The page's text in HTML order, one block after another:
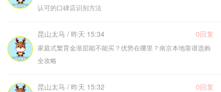
认可的口碑店识别方法
昆山太马 / 昨天 15:34 0回复
家庭式繁育金渐层能不能买？优势在哪里？南京本地靠谱选购
全攻略
昆山太马 / 昨天 15:32 0回复